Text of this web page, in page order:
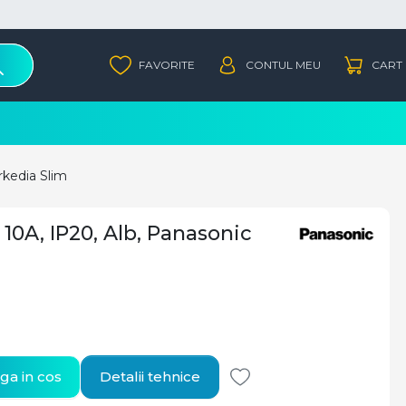
Slim
IP20, Alb, Panasonic
in cos Detalii tehnice